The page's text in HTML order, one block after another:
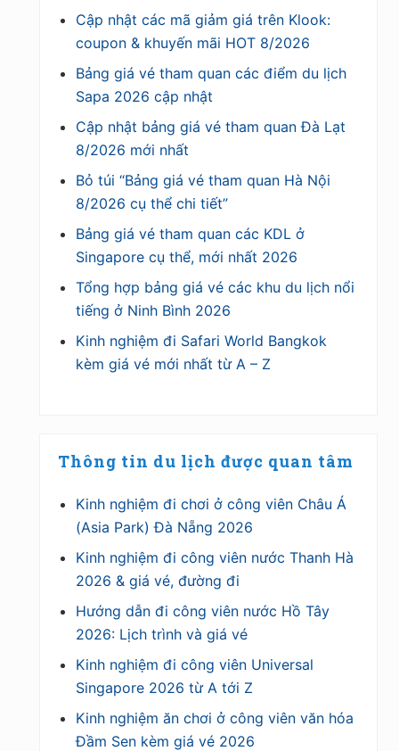
Cập nhật các mã giảm giá trên Klook:
coupon & khuyến mãi HOT 8/2026
Bảng giá vé tham quan các điểm du lịch
Sapa 2026 cập nhật
Cập nhật bảng giá vé tham quan Đà Lạt
8/2026 mới nhất
Bỏ túi “Bảng giá vé tham quan Hà Nội
8/2026 cụ thể chi tiết”
Bảng giá vé tham quan các KDL ở
Singapore cụ thể, mới nhất 2026
Tổng hợp bảng giá vé các khu du lịch nổi
tiếng ở Ninh Bình 2026
Kinh nghiệm đi Safari World Bangkok
kèm giá vé mới nhất từ A – Z
Thông tin du lịch được quan tâm
Kinh nghiệm đi chơi ở công viên Châu Á
(Asia Park) Đà Nẵng 2026
Kinh nghiệm đi công viên nước Thanh Hà
2026 & giá vé, đường đi
Hướng dẫn đi công viên nước Hồ Tây
2026: Lịch trình và giá vé
Kinh nghiệm đi công viên Universal
Singapore 2026 từ A tới Z
Kinh nghiệm ăn chơi ở công viên văn hóa
Đầm Sen kèm giá vé 2026